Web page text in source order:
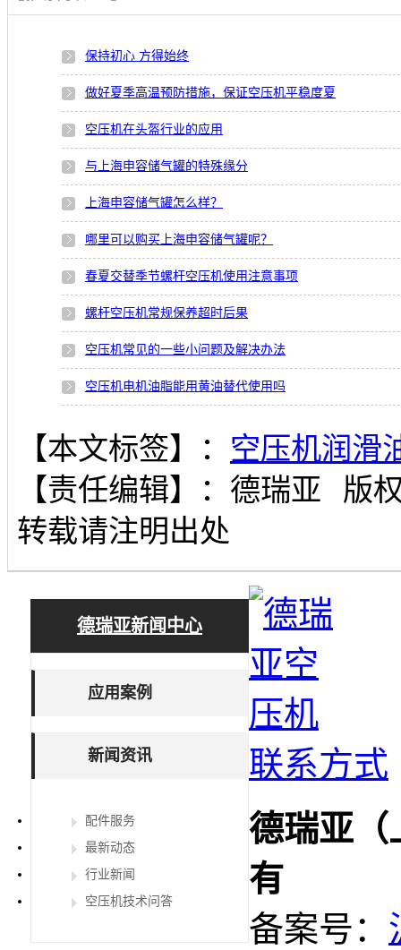
保持初心 方得始终
做好夏季高温预防措施，保证空压机平稳度夏
空压机在头盔行业的应用
与上海申容储气罐的特殊缘分
上海申容储气罐怎么样？
哪里可以购买上海申容储气罐呢？
春夏交替季节螺杆空压机使用注意事项
螺杆空压机常规保养超时后果
空压机常见的一些小问题及解决办法
空压机电机油脂能用黄油替代使用吗
【本文标签】： 空压机润滑
【责任编辑】： 德瑞亚
版
转载请注明出处
德瑞亚新闻中心
应用案例
新闻资讯
配件服务
最新动态
行业新闻
空压机技术问答
联系方式
德瑞亚（
有
备案号：